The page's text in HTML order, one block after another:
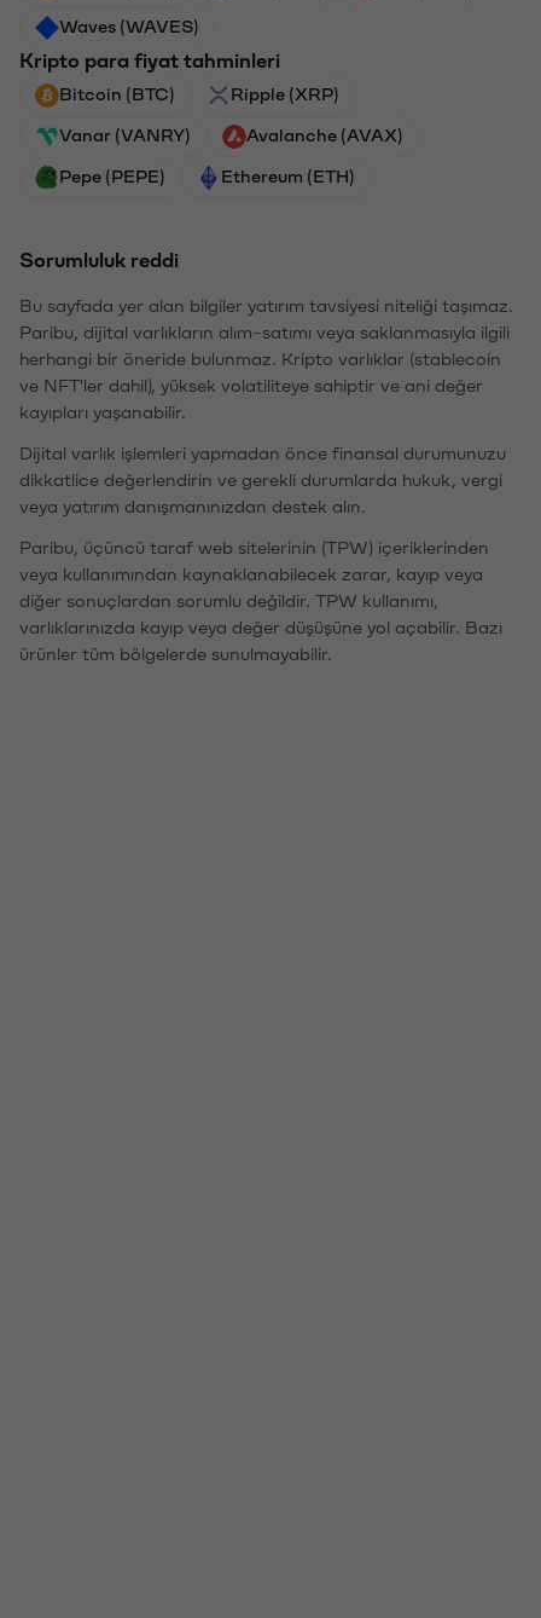
Waves (WAVES)
Kripto para fiyat tahminleri
Bitcoin (BTC) Ripple (XRP)
Vanar (VANRY) Avalanche (AVAX)
Pepe (PEPE) Ethereum (ETH)
Sorumluluk reddi
Bu sayfada yer alan bilgiler yatırım tavsiyesi niteliği taşımaz.
Paribu, dijital varlıkların alım-satımı veya saklanmasıyla ilgili
herhangi bir öneride bulunmaz. Kripto varlıklar (stablecoin
ve NFT'ler dahil), yüksek volatiliteye sahiptir ve ani değer
kayıpları yaşanabilir.
Dijital varlık işlemleri yapmadan önce finansal durumunuzu
dikkatlice değerlendirin ve gerekli durumlarda hukuk, vergi
veya yatırım danışmanınızdan destek alın.
Paribu, üçüncü taraf web sitelerinin (TPW) içeriklerinden
veya kullanımından kaynaklanabilecek zarar, kayıp veya
diğer sonuçlardan sorumlu değildir. TPW kullanımı,
varlıklarınızda kayıp veya değer düşüşüne yol açabilir. Bazı
ürünler tüm bölgelerde sunulmayabilir.